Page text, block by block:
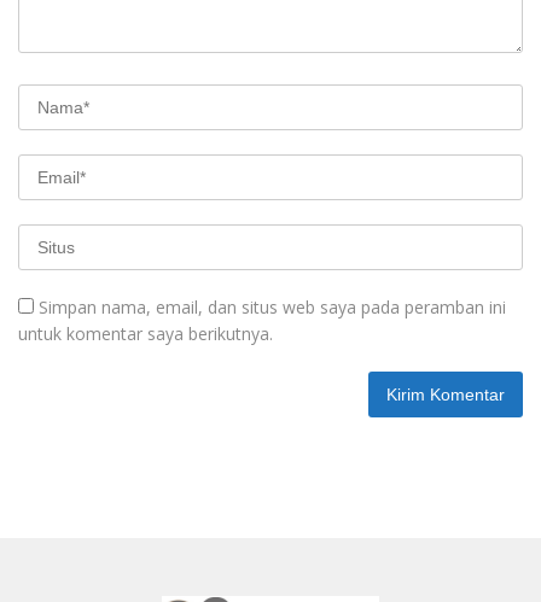
Simpan nama, email, dan situs web saya pada peramban ini
untuk komentar saya berikutnya.